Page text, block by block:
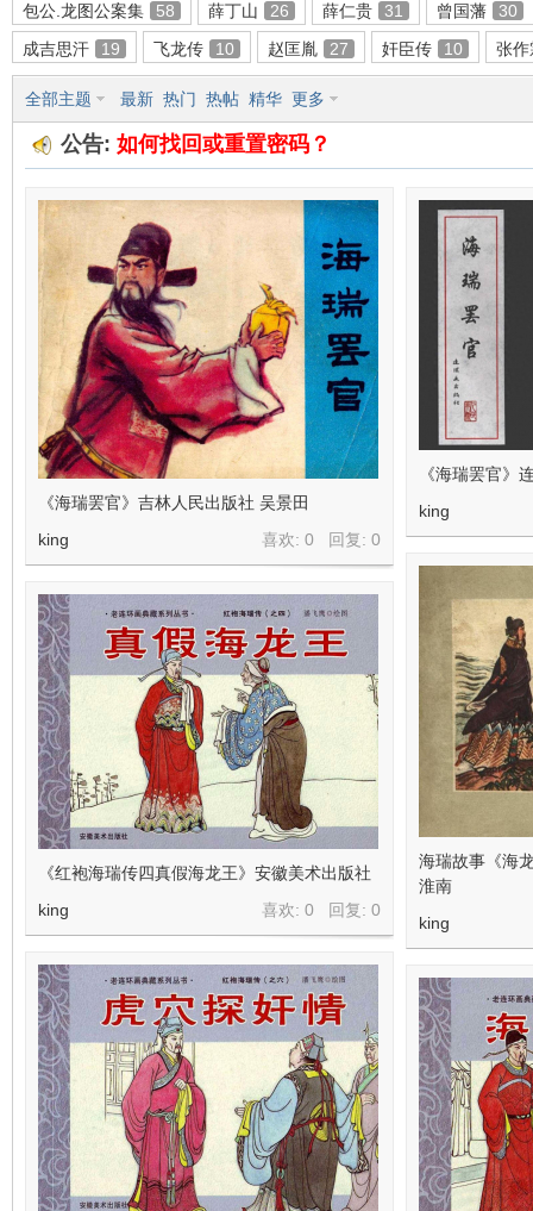
线
包公.龙图公案集
58 薛丁山 26 薛仁贵 31 曾国藩
30
成吉思汗
19 飞龙传 10 赵匡胤 27 奸臣传 10 张作
全部主题 最新 热门 热帖 精华 更多
公告: 如何找回或重置密码？
《海瑞罢官》吉林人民出版社 吴景田
喜欢: 0 回复: 0
king
《海瑞罢官》
king
海瑞故事《海
淮南
king
《红袍海瑞传四真假海龙王》安徽美术出版社
喜欢: 0 回复: 0
king